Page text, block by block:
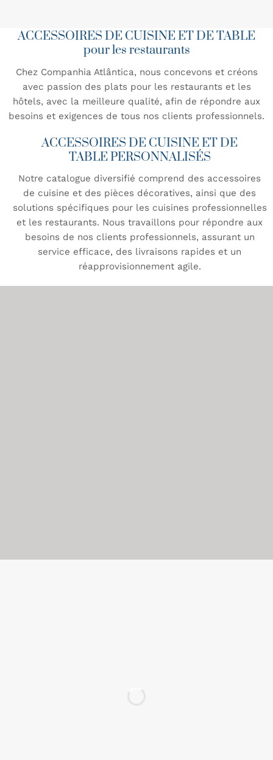
ACCESSOIRES DE CUISINE ET DE TABLE
pour les restaurants
Chez Companhia Atlântica, nous concevons et créons
avec passion des plats pour les restaurants et les
hôtels, avec la meilleure qualité, afin de répondre aux
besoins et exigences de tous nos clients professionnels.
ACCESSOIRES DE CUISINE ET DE
TABLE PERSONNALISÉS
Notre catalogue diversifié comprend des accessoires
de cuisine et des pièces décoratives, ainsi que des
solutions spécifiques pour les cuisines professionnelles
et les restaurants. Nous travaillons pour répondre aux
besoins de nos clients professionnels, assurant un
service efficace, des livraisons rapides et un
réapprovisionnement agile.